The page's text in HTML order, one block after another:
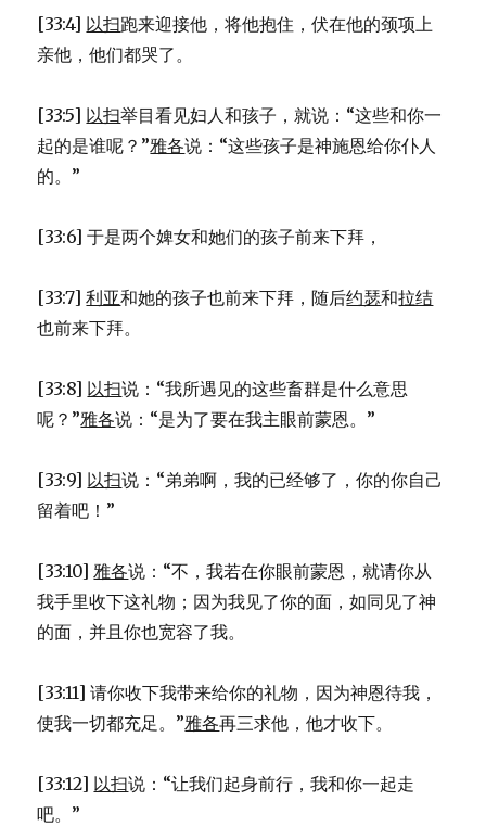
[33:4] 以扫跑来迎接他，将他抱住，伏在他的颈项上
亲他，他们都哭了。
[33:5] 以扫举目看见妇人和孩子，就说：“这些和你一
起的是谁呢？”雅各说：“这些孩子是神施恩给你仆人
的。”
[33:6] 于是两个婢女和她们的孩子前来下拜，
[33:7]利亚和她的孩子也前来下拜，随后约瑟和拉结
也前来下拜。
[33:8] 以扫说：“我所遇见的这些畜群是什么意思
呢？”雅各说：“是为了要在我主眼前蒙恩。”
[33:9] 以扫说：“弟弟啊，我的已经够了，你的你自己
留着吧！”
[33:10]雅各说：“不，我若在你眼前蒙恩，就请你从
我手里收下这礼物；因为我见了你的面，如同见了神
的面，并且你也宽容了我。
[33:11] 请你收下我带来给你的礼物，因为神恩待我，
使我一切都充足。”雅各再三求他，他才收下。
[33:12] 以扫说：“让我们起身前行，我和你一起走
吧。”